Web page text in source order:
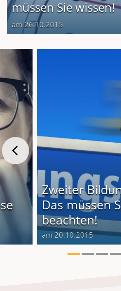
müssen Sie wissen!
am 26.10.2015
Zweiter
Das müssen
beachten!
am 20.10.2015